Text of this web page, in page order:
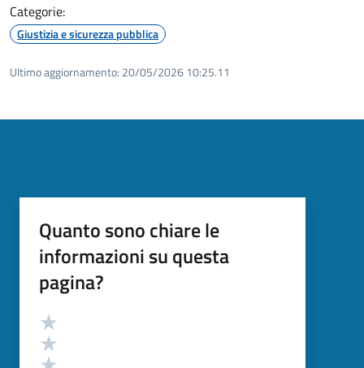
Categorie:
Giustizia e sicurezza pubblica
Ultimo aggiornamento: 20/05/2026 10:25.11
Quanto sono chiare le
informazioni su questa
pagina?
Valutazione